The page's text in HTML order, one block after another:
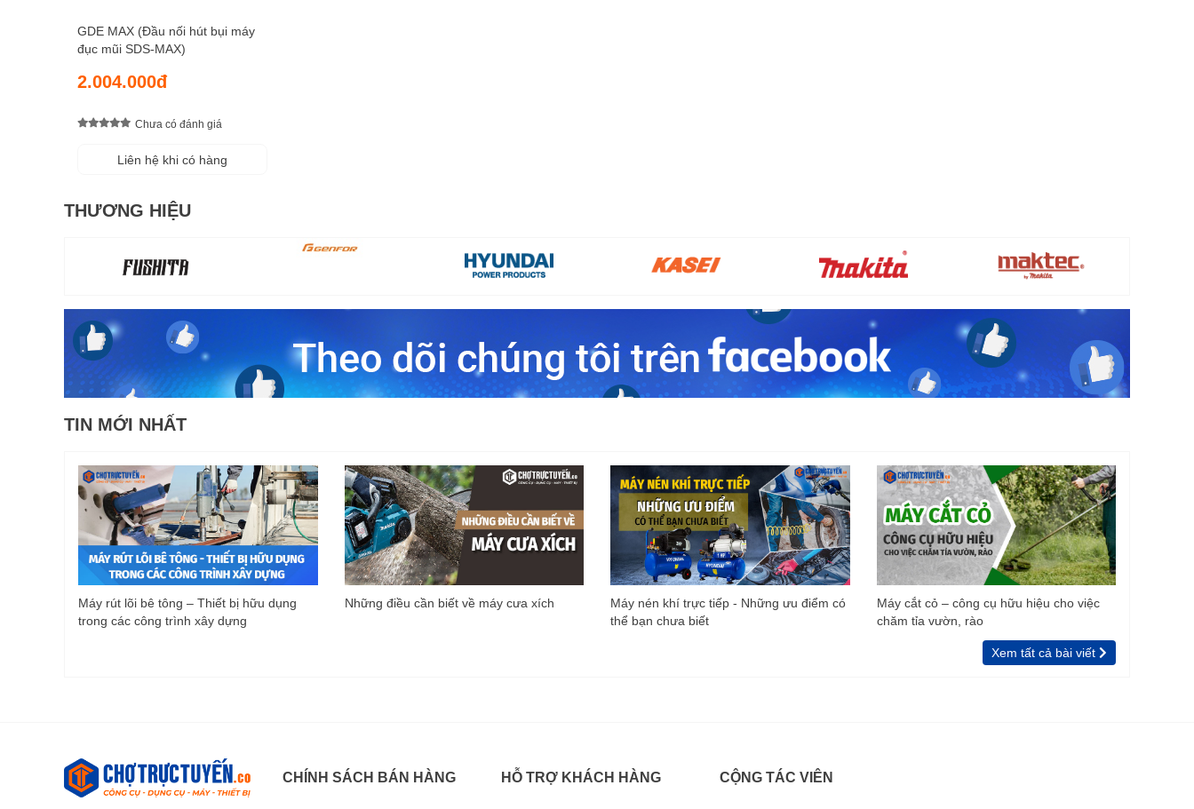
GDE MAX (Đầu nối hút bụi máy
đục mũi SDS-MAX)
2.004.000đ
Chưa có đánh giá
Liên hệ khi có hàng
THƯƠNG HIỆU
TIN MỚI NHẤT
Máy rút lõi bê tông – Thiết bị hữu dụng
trong các công trình xây dựng
Những điều cần biết về máy cưa xích
Máy nén khí trực tiếp - Những ưu điểm có
thể bạn chưa biết
Máy cắt cỏ – công cụ hữu hiệu cho việc
chăm tỉa vườn, rào
Xem tất cả bài viết
CHÍNH SÁCH BÁN HÀNG HỖ TRỢ KHÁCH HÀNG CỘNG TÁC VIÊN